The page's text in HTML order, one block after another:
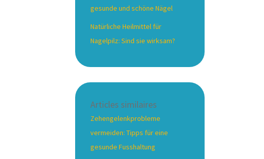
gesunde und schöne Nägel
Natürliche Heilmittel für
Nagelpilz: Sind sie wirksam?
Articles similaires
Zehengelenkprobleme
vermeiden: Tipps für eine
gesunde Fusshaltung